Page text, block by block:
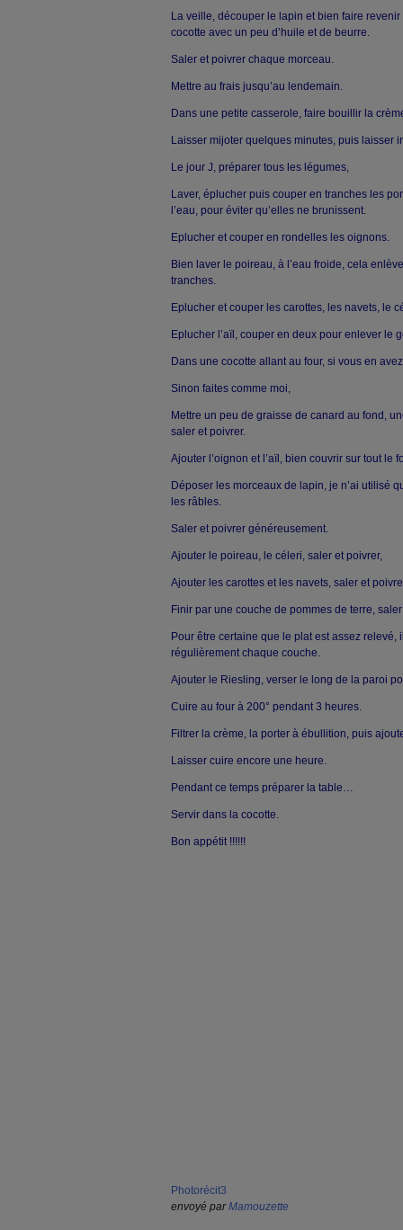
La veille, découper le lapin et bien faire
cocotte avec un peu d’huile et de beurre.
Saler et poivrer chaque morceau.
Mettre au frais jusqu’au lendemain.
Dans une petite casserole, faire bouillir la
Laisser mijoter quelques minutes, puis laisser
Le jour J, préparer tous les légumes,
Laver, éplucher puis couper en tranches les
l’eau, pour éviter qu’elles ne brunissent.
Eplucher et couper en rondelles les oignons.
Bien laver le poireau, à l’eau froide, cela
tranches.
Eplucher et couper les carottes, les navets, le
Eplucher l’aïl, couper en deux pour enlever le
Dans une cocotte allant au four, si vous en
Sinon faites comme moi,
Mettre un peu de graisse de canard au fond,
saler et poivrer.
Ajouter l’oignon et l’aïl, bien couvrir sur tout le
Déposer les morceaux de lapin, je n’ai utilisé
les râbles.
Saler et poivrer généreusement.
Ajouter le poireau, le céleri, saler et poivrer,
Ajouter les carottes et les navets, saler et
Finir par une couche de pommes de terre,
Pour être certaine que le plat est assez relevé,
régulièrement chaque couche.
Ajouter le Riesling, verser le long de la paroi
Cuire au four à 200° pendant 3 heures.
Filtrer la crème, la porter à ébullition, puis
Laisser cuire encore une heure.
Pendant ce temps préparer la table…
Servir dans la cocotte.
Bon appétit !!!!!!
Photorécit3
envoyé parMamouzette